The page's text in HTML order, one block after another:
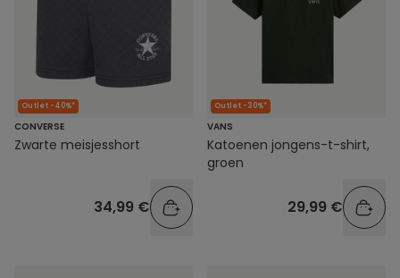
Outlet -40%*
CONVERSE
Zwarte meisjesshort
34,99 €
Outlet -30%*
VANS
Katoenen jongens-t-shirt,
groen
29,99 €